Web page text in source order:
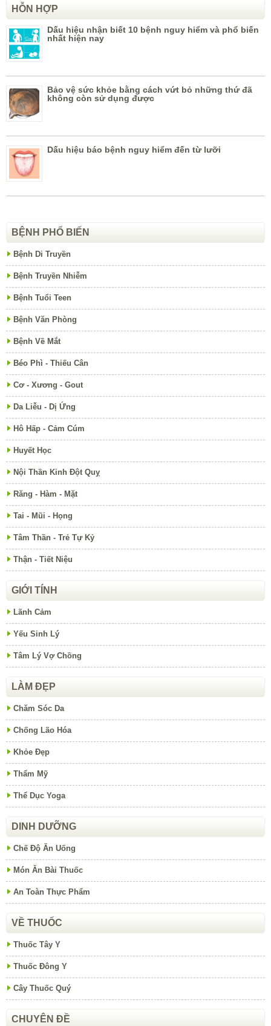
HỖN HỢP
Dấu hiệu nhận biết 10 bệnh nguy hiểm và phổ biến
nhất hiện nay
Bảo vệ sức khỏe bằng cách vứt bỏ những thứ đã
không còn sử dụng được
Dấu hiệu báo bệnh nguy hiểm đến từ lưỡi
BỆNH PHỔ BIẾN
Bệnh Di Truyền
Bệnh Truyền Nhiễm
Bệnh Tuổi Teen
Bệnh Văn Phòng
Bệnh Về Mắt
Béo Phì - Thiếu Cân
Cơ - Xương - Gout
Da Liễu - Dị Ứng
Hô Hấp - Cảm Cúm
Huyết Học
Nội Thần Kinh Đột Quỵ
Răng - Hàm - Mặt
Tai - Mũi - Họng
Tâm Thần - Trẻ Tự Kỷ
Thận - Tiết Niệu
GIỚI TÍNH
Lãnh Cảm
Yếu Sinh Lý
Tâm Lý Vợ Chồng
LÀM ĐẸP
Chăm Sóc Da
Chống Lão Hóa
Khỏe Đẹp
Thẩm Mỹ
Thể Dục Yoga
DINH DƯỠNG
Chế Độ Ăn Uống
Món Ăn Bài Thuốc
An Toàn Thực Phẩm
VỀ THUỐC
Thuốc Tây Y
Thuốc Đông Y
Cây Thuốc Quý
CHUYÊN ĐỀ